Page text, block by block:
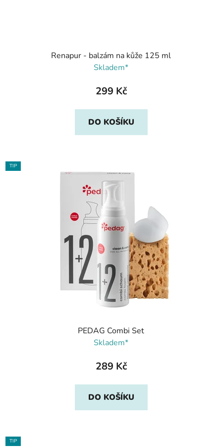
Renapur - balzám na kůže 125 ml
Skladem*
299 Kč
DO KOŠÍKU
TIP
PEDAG Combi Set
Skladem*
289 Kč
DO KOŠÍKU
TIP